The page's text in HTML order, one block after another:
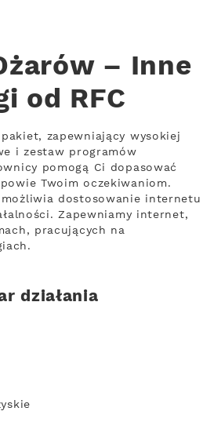
– Inne
od RFC
zapewniający wysokiej
i zestaw programów
pomogą Ci dopasować
Twoim oczekiwaniom.
dostosowanie internetu
Zapewniamy internet,
pracujących na
działania